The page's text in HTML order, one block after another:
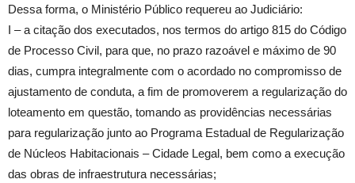
Dessa forma, o Ministério Público requereu ao Judiciário:
I – a citação dos executados, nos termos do artigo 815 do Código
de Processo Civil, para que, no prazo razoável e máximo de 90
dias, cumpra integralmente com o acordado no compromisso de
ajustamento de conduta, a fim de promoverem a regularização do
loteamento em questão, tomando as providências necessárias
para regularização junto ao Programa Estadual de Regularização
de Núcleos Habitacionais – Cidade Legal, bem como a execução
das obras de infraestrutura necessárias;